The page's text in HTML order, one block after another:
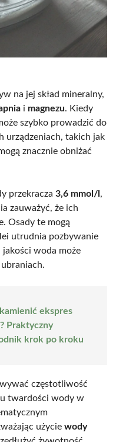
na jej skład mineralny,
i magnezu. Kiedy
szybko prowadzić do
urządzeniach, takich jak
znacznie obniżać
przekracza 3,6 mmol/l ,
zauważyć, że ich
Osady te mogą
utrudnia pozbywanie
jakości woda może
ekspres
Praktyczny
krok po kroku
częstotliwość
twardości wody w
użycie wody